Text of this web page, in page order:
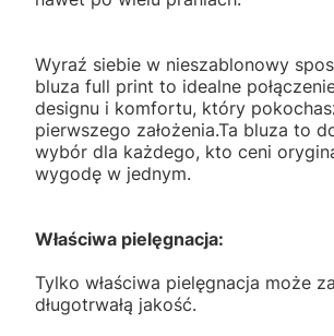
Wyraź siebie w nieszablonowy
bluza full print to idealne
designu i komfortu, który
pierwszego założenia.Ta bluza to
wybór dla każdego, kto ceni
wygodę w jednym.
Właściwa pielęgnacja:
Tylko właściwa pielęgnacja może
długotrwałą jakość.